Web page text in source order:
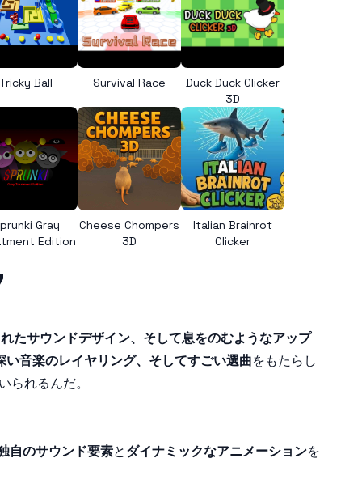
Tricky Ball Survival Race
Duck Duck Clicker
3D
Gray
Edition
Cheese Chompers
3D
Italian Brainrot
Clicker
たサウンドデザイン、そして息をのむようなアップ
音楽のレイヤリング、そしてすごい選曲をもたらし
れるんだ。
自のサウンド要素とダイナミックなアニメーションを